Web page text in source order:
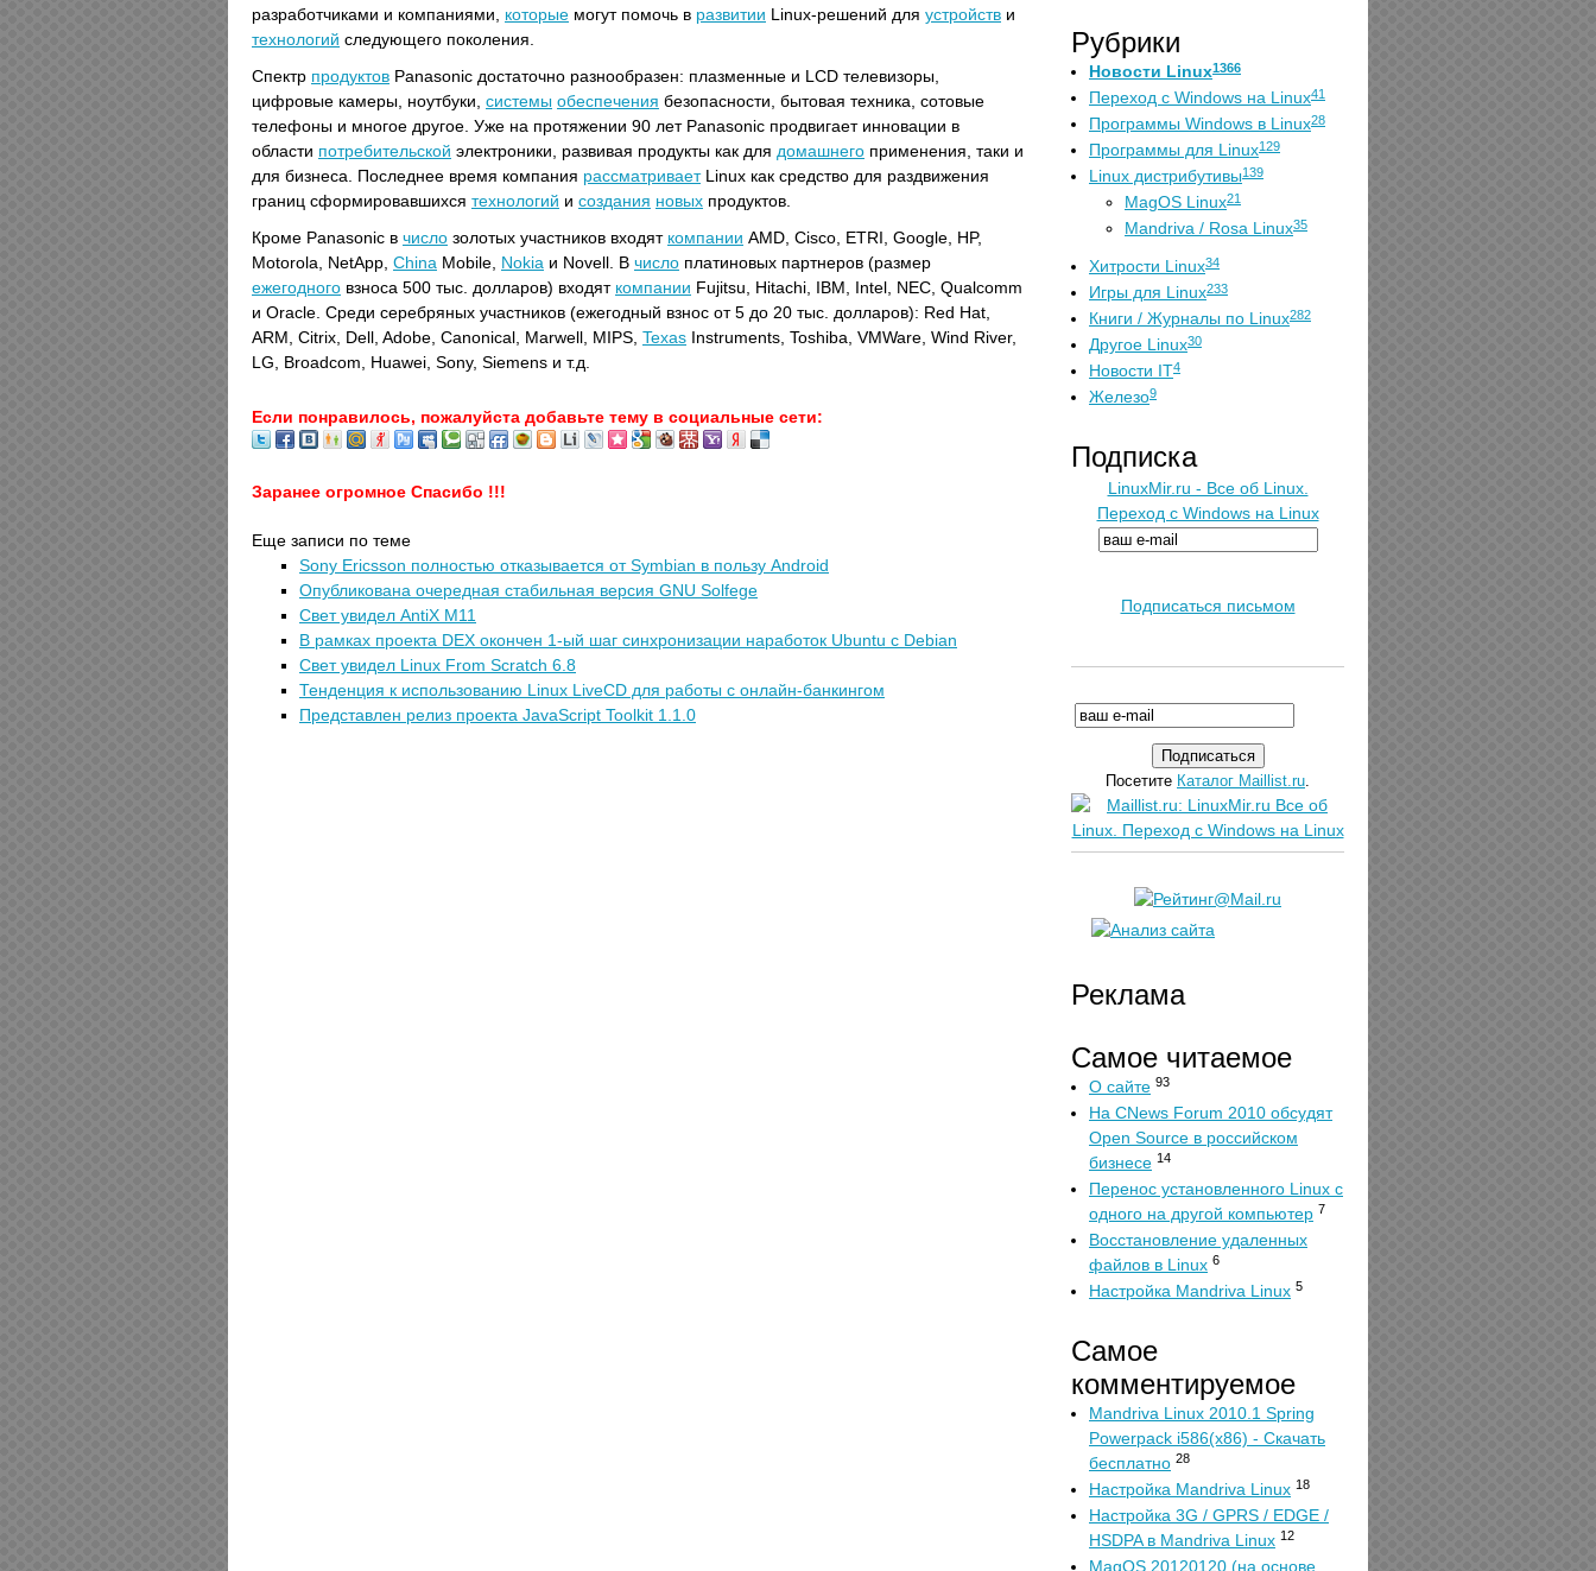
разработчиками и компаниями, которые могут помочь в развитии Linux-решений для устройств и
технологий следующего поколения.
Спектр продуктов Panasonic достаточно разнообразен: плазменные и LCD телевизоры,
цифровые камеры, ноутбуки, системы обеспечения безопасности, бытовая техника, сотовые
телефоны и многое другое. Уже на протяжении 90 лет Panasonic продвигает инновации в
области потребительской электроники, развивая продукты как для домашнего применения, таки и
для бизнеса. Последнее время компания рассматриваетLinux как средство для раздвижения
границ сформировавшихся технологий и создания новых продуктов.
Кроме Panasonic в число золотых участников входят компании AMD, Cisco, ETRI, Google, HP,
Motorola, NetApp, China Mobile, Nokia и Novell. В число платиновых партнеров (размер
ежегодного взноса 500 тыс. долларов) входят компании Fujitsu, Hitachi, IBM, Intel, NEC, Qualcomm
и Oracle. Среди серебряных участников (ежегодный взнос от 5 до 20 тыс. долларов): Red Hat,
ARM, Citrix, Dell, Adobe, Canonical, Marwell, MIPS, Texas Instruments, Toshiba, VMWare, Wind River,
LG, Broadcom, Huawei, Sony, Siemens и т.д.
Если понравилось, пожалуйста добавьте тему в социальные сети:
Заранее огромное Спасибо !!!
Еще записи по теме
Sony Ericsson полностью отказывается от Symbian в пользу Android
Опубликована очередная стабильная версия GNU Solfege
Свет увидел AntiX M11
В рамках проекта DEX окончен 1-ый шаг синхронизации наработок Ubuntu с Debian
Свет увидел Linux From Scratch 6.8
Тенденция к использованию Linux LiveCD для работы с онлайн-банкингом
Представлен релиз проекта JavaScript Toolkit 1.1.0
Рубрики
Новости Linux1366
Переход с Windows на Linux41
Программы Windows в Linux28
Программы для Linux129
Linux дистрибутивы139
MagOS Linux21
Mandriva / Rosa Linux35
Хитрости Linux34
Игры для Linux233
Книги / Журналы по Linux282
Другое Linux30
Новости IT4
Железо9
Подписка
LinuxMir.ru - Все об Linux.
Переход с Windows на Linux
Подписаться письмом
Посетите Каталог Maillist.ru.
Реклама
Самое читаемое
О сайте 93
На CNews Forum 2010 обсудят
Open Source в российском
бизнесе 14
Перенос установленного Linux с
одного на другой компьютер 7
Восстановление удаленных
файлов в Linux 6
Настройка Mandriva Linux 5
Самое
комментируемое
Mandriva Linux 2010.1 Spring
Powerpack i586(x86) - Скачать
бесплатно 28
Настройка Mandriva Linux 18
Настройка 3G / GPRS / EDGE /
HSDPA в Mandriva Linux 12
MagOS 20120120 (на основе